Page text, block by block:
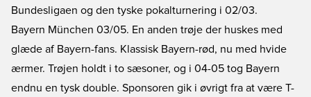
Bundesligaen og den tyske pokalturnering i 02/03.
Bayern München 03/05. En anden trøje der huskes med
glæde af Bayern-fans. Klassisk Bayern-rød, nu med hvide
ærmer. Trøjen holdt i to sæsoner, og i 04-05 tog Bayern
endnu en tysk double. Sponsoren gik i øvrigt fra at være T-